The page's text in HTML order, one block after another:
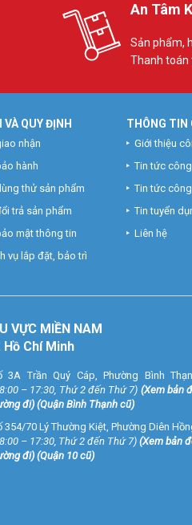
An Tâm
Sản phẩm,
Thanh toán
QUY ĐỊNH
nhận
hành
thử sản phẩm
trả sản phẩm
mật thông tin
vụ lắp đặt, bảo trì
THÔNG TIN
Giới thiệu
Tin tức
Tin tức
Tin tuyển
Liên hệ
VỰC MIỀN NAM
Hồ Chí Minh
3A Trần Quý Cáp, Phường Bình
– 17:30, Thứ 2 đến Thứ 7) (Xem bản
đi) (Quận Bình Thạnh cũ)
354/70 Lý Thường Kiệt, Phường Diên
– 17:30, Thứ 2 đến Thứ 7) (Xem bản
đi) (Quận 10 cũ)